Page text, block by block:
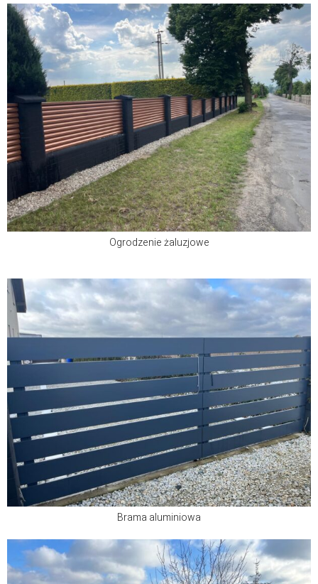
Ogrodzenie żaluzjowe
Brama aluminiowa